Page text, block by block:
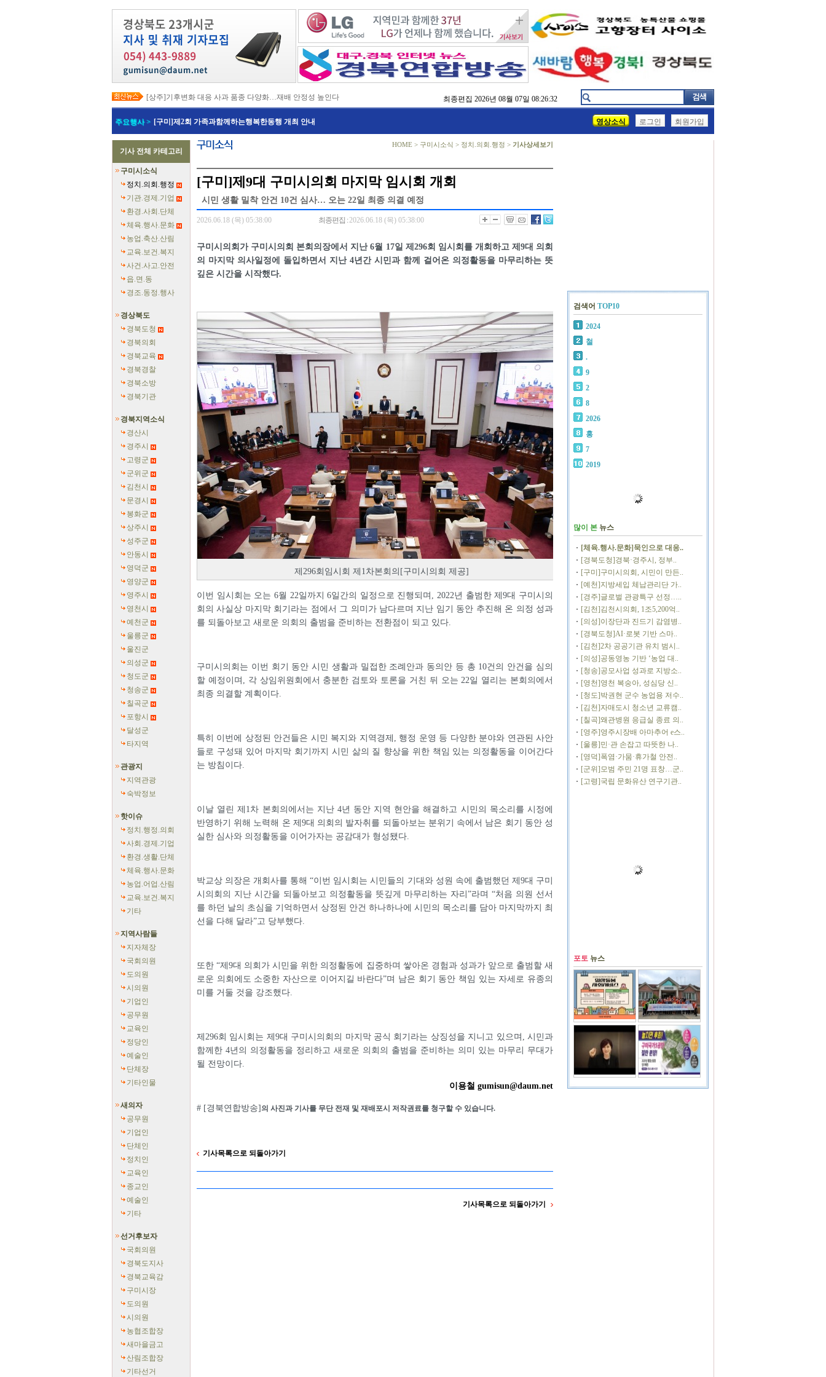
[상주]기후변화 대응 사과 품종 다양화…재배 안정성 높인다
[봉화]‘K-베트남 밸리 특구’ 최종 지정…3,476억 투입
[김천]지방세입 체납관리단 본격 가동…맞춤형 징수 나선다
[고령]가뭄 장기화 총력 대응…농업용수 확보 긴급 지원
[경주]경주역 KTX·KTX-이음 증편…수도권 접근성 높인다
[경북교육청]‘수리력+ 웹 콘텐츠’ 개발…맞춤형 수학 학습 지원
[경북도청]‘말산업 특구’ 키운다…한국마사회 영천 유치 공동전선
[구미]예능 타고 뜬 구미 관광…‘갓 튀긴 라면’ 판매량 6배 껑충
[경북교육청]일본 방위백서 독도 영유권 주장 강력 규탄
최종편집 2026년 08월 07일 08:26:32
주요행사 > [구미]제2회 가족과함께하는행복한동행 개최 안내 영상소식 로그인 회원가입
기사 전체 카테고리
구미시소식
정치.의회.행정
기관.경제.기업
환경.사회.단체
체육.행사.문화
농업.축산.산림
교육.보건.복지
사건.사고.안전
읍.면.동
경조.동정.행사
경상북도
경북도청
경북의회
경북교육
경북경찰
경북소방
경북기관
경북지역소식
경산시
경주시
고령군
군위군
김천시
문경시
봉화군
상주시
성주군
안동시
영덕군
영양군
영주시
영천시
예천군
울릉군
울진군
의성군
청도군
청송군
칠곡군
포항시
달성군
타지역
관광지
지역관광
숙박정보
핫이슈
정치.행정.의회
사회.경제.기업
환경.생활.단체
체육.행사.문화
농업.어업.산림
교육.보건.복지
기타
지역사람들
지자체장
국회의원
도의원
시의원
기업인
공무원
교육인
정당인
예술인
단체장
기타인물
새의자
공무원
기업인
단체인
정치인
교육인
종교인
예술인
기타
선거후보자
국회의원
경북도지사
경북교육감
구미시장
도의원
시의원
농협조합장
새마을금고
산림조합장
기타선거
HOME > 구미시소식 > 정치.의회.행정 > 기사상세보기
[구미]제9대 구미시의회 마지막 임시회 개회
시민 생활 밀착 안건 10건 심사… 오는 22일 최종 의결 예정
2026.06.18 (목) 05:38:00 최종편집 :2026.06.18 (목) 05:38:00
구미시의회가 구미시의회 본회의장에서 지난 6월 17일 제296회 임시회를 개회하고 제9대 의회
의 마지막 의사일정에 돌입하면서 지난 4년간 시민과 함께 걸어온 의정활동을 마무리하는 뜻
깊은 시간을 시작했다.
제296회임시회 제1차본회의[구미시의회 제공]
이번 임시회는 오는 6월 22일까지 6일간의 일정으로 진행되며, 2022년 출범한 제9대 구미시의
회의 사실상 마지막 회기라는 점에서 그 의미가 남다르며 지난 임기 동안 추진해 온 의정 성과
를 되돌아보고 새로운 의회의 출범을 준비하는 전환점이 되고 있다.
구미시의회는 이번 회기 동안 시민 생활과 밀접한 조례안과 동의안 등 총 10건의 안건을 심의
할 예정이며, 각 상임위원회에서 충분한 검토와 토론을 거친 뒤 오는 22일 열리는 본회의에서
최종 의결할 계획이다.
특히 이번에 상정된 안건들은 시민 복지와 지역경제, 행정 운영 등 다양한 분야와 연관된 사안
들로 구성돼 있어 마지막 회기까지 시민 삶의 질 향상을 위한 책임 있는 의정활동을 이어간다
는 방침이다.
이날 열린 제1차 본회의에서는 지난 4년 동안 지역 현안을 해결하고 시민의 목소리를 시정에
반영하기 위해 노력해 온 제9대 의회의 발자취를 되돌아보는 분위기 속에서 남은 회기 동안 성
실한 심사와 의정활동을 이어가자는 공감대가 형성됐다.
박교상 의장은 개회사를 통해 “이번 임시회는 시민들의 기대와 성원 속에 출범했던 제9대 구미
시의회의 지난 시간을 되돌아보고 의정활동을 뜻깊게 마무리하는 자리”라며 “처음 의원 선서
를 하던 날의 초심을 기억하면서 상정된 안건 하나하나에 시민의 목소리를 담아 마지막까지 최
선을 다해 달라”고 당부했다.
또한 “제9대 의회가 시민을 위한 의정활동에 집중하며 쌓아온 경험과 성과가 앞으로 출범할 새
로운 의회에도 소중한 자산으로 이어지길 바란다”며 남은 회기 동안 책임 있는 자세로 유종의
미를 거둘 것을 강조했다.
제296회 임시회는 제9대 구미시의회의 마지막 공식 회기라는 상징성을 지니고 있으며, 시민과
함께한 4년의 의정활동을 정리하고 새로운 의회의 출범을 준비하는 의미 있는 마무리 무대가
될 전망이다.
이용철 gumisun@daum.net
# [경북연합방송]의 사진과 기사를 무단 전재 및 재배포시 저작권료를 청구할 수 있습니다.
기사목록으로 되돌아가기
기사목록으로 되돌아가기
검색어 TOP10
2024
철
.
9
2
8
2026
홍
7
2019
많이 본 뉴스
[체육.행사.문화]묵인으로 대응..
[경북도청]경북·경주시, 정부..
[구미]구미시의회, 시민이 만든..
[예천]지방세입 체납관리단 가..
[경주]글로벌 관광특구 선정…..
[김천]김천시의회, 1조5,200억..
[의성]이장단과 진드기 감염병..
[경북도청]AI·로봇 기반 스마..
[김천]2차 공공기관 유치 범시..
[의성]공동영농 기반 ‘농업 대..
[청송]공모사업 성과로 지방소..
[영천]영천 복숭아, 성심당 신..
[청도]박권현 군수 농업용 저수..
[김천]자매도시 청소년 교류캠..
[칠곡]왜관병원 응급실 종료 의..
[영주]영주시장배 아마추어 e스..
[울릉]민·관 손잡고 따뜻한 나..
[영덕]폭염·가뭄·휴가철 안전..
[군위]모범 주민 21명 표창…군..
[고령]국립 문화유산 연구기관..
포토 뉴스